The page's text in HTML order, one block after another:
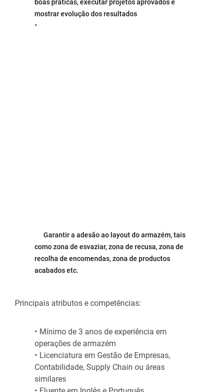
boas práticas, executar projetos aprovados e
mostrar evolução dos resultados
como zona de esvaziar, zona de recusa, zona de
recolha de encomendas, zona de productos
acabados etc.
Principais atributos e competências:
Mínimo de 3 anos de experiência em
operações de armazém
Licenciatura em Gestão de Empresas,
Contabilidade, Supply Chain ou áreas
similares